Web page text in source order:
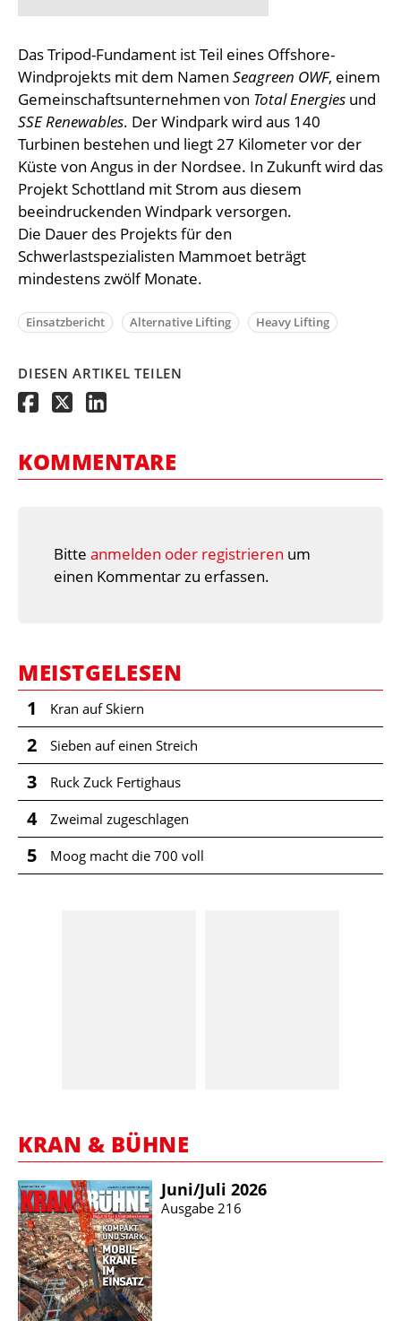
Das Tripod-Fundament ist Teil eines Offshore-
Windprojekts mit dem Namen Seagreen OWF, einem
Gemeinschaftsunternehmen von Total Energies und
SSE Renewables. Der Windpark wird aus 140
Turbinen bestehen und liegt 27 Kilometer vor der
Küste von Angus in der Nordsee. In Zukunft wird das
Projekt Schottland mit Strom aus diesem
beeindruckenden Windpark versorgen.
Die Dauer des Projekts für den
Schwerlastspezialisten Mammoet beträgt
mindestens zwölf Monate.
Einsatzbericht Alternative Lifting Heavy Lifting
DIESEN ARTIKEL TEILEN
KOMMENTARE
Bitte anmelden oder registrieren um
einen Kommentar zu erfassen.
MEISTGELESEN
1 Kran auf Skiern
2 Sieben auf einen Streich
3 Ruck Zuck Fertighaus
4 Zweimal zugeschlagen
5 Moog macht die 700 voll
KRAN & BÜHNE
Juni/​Juli 2026
Ausgabe 216